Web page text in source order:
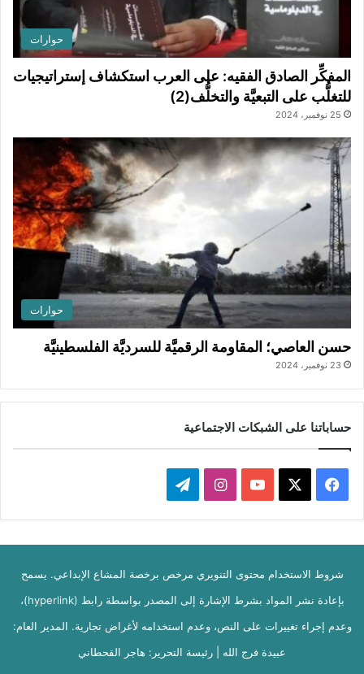
حوارات
المفكِّر الصادق الفقيه: على العرب استكشاف إستراتيجيات
للتغلُّب على التبعيَّة والتخلُّف(2)
25 نوفمبر، 2024
حوارات
حسن العاصي؛ المقاومة الرقميَّة للسرديَّة الفلسطينيَّة
23 نوفمبر، 2024
حساباتنا على الشبكات الاجتماعية
ي
س
ب
X
Y
o
u
ن
س
ت
ر
ي
ل
ق
شروط الاستخدام محتوى التنويري مرخص برخصة المشاع الإبداعي. يسمح
بإعادة نشر المواد بشرط الإشارة إلى المصدر بواسطة رابط (hyperlink)،
وعدم إجراء تغييرات على النص، وعدم استخدامه لأغراض تجارية. المدير العام:
عبيدة فرج الله | رئيسة التحرير: هاجر القحطاني